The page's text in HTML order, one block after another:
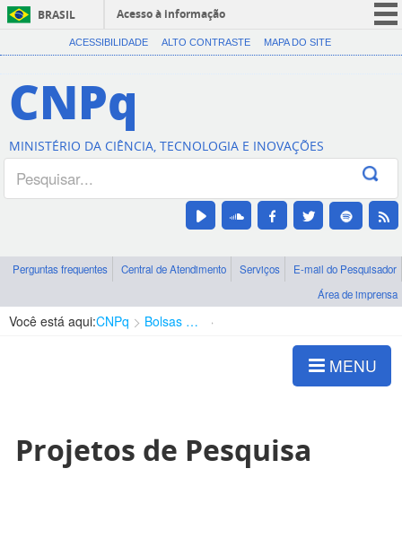
BRASIL
Acesso à informação
CORONAVÍRUS (COVID-19)
Canais
ACESSIBILIDADE ALTO CONTRASTE MAPA DO SITE
CNPq
MINISTÉRIO DA CIÊNCIA, TECNOLOGIA E INOVAÇÕES
Perguntas frequentes Central de Atendimento Serviços
E-mail do Pesquisador
Área de imprensa
Você está aqui:CNPq Bolsas e Auxílios Vigentes
MENU
Projetos de Pesquisa